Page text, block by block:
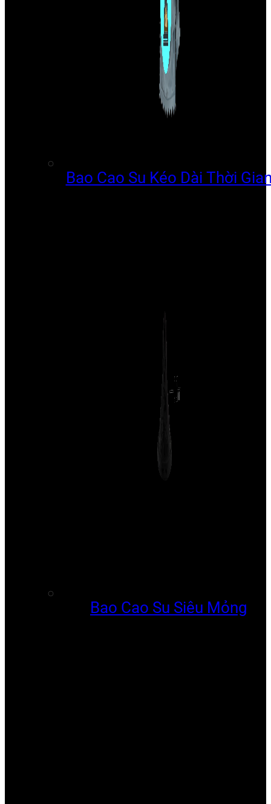
Bao Cao Su Kéo Dài Thời
Bao Cao Su Siêu Mỏng